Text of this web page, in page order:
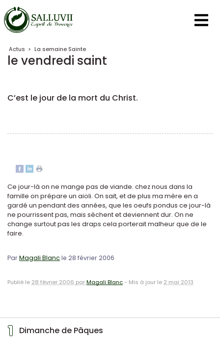
Panneau de gestion des cookies
Actus > La semaine Sainte
le vendredi saint
C’est le jour de la mort du Christ.
1 Dimanche de Pâques
Ce jour-là on ne mange pas de viande. chez nous dans la
famille on prépare un aioli. On sait, et de plus ma mère en a
gardé un pendant des années, que les oeufs pondus ce jour-là
ne pourrissent pas, mais sèchent et deviennent dur. On ne
change surtout pas les draps cela porterait malheur que de le
faire.
ParMagali Blanc le 28 février 2006
Publié le 28 février 2006 parMagali Blanc- Mis à jour le 2 mai 2013